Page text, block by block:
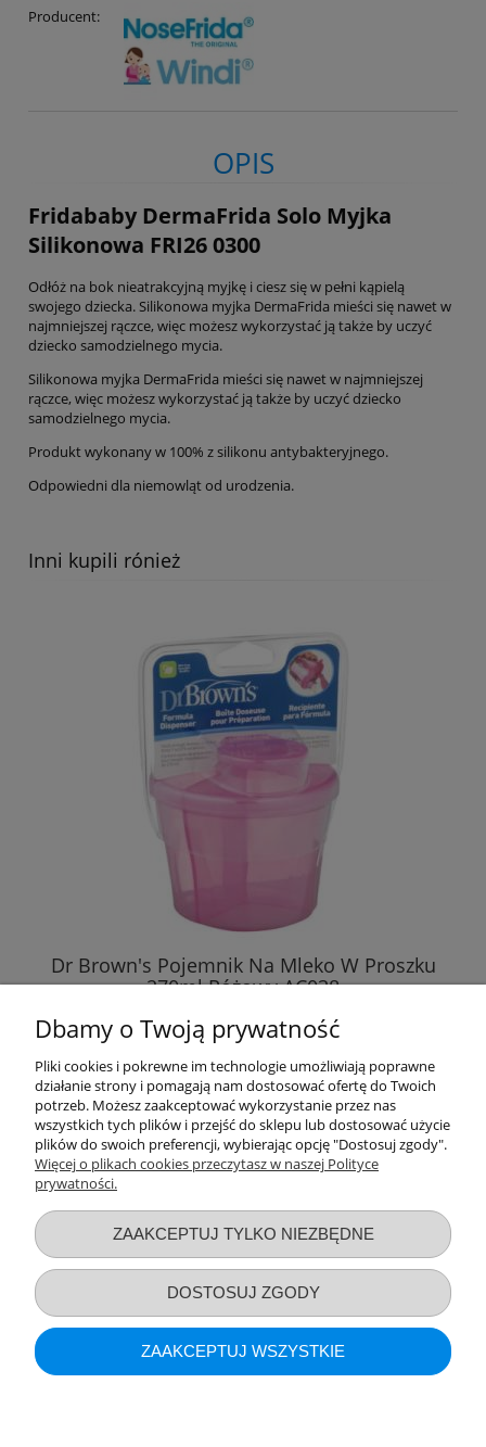
Producent:
OPIS
Fridababy DermaFrida Solo Myjka
Silikonowa FRI26 0300
Odłóż na bok nieatrakcyjną myjkę i ciesz się w pełni kąpielą
swojego dziecka. Silikonowa myjka DermaFrida mieści się nawet w
najmniejszej rączce, więc możesz wykorzystać ją także by uczyć
dziecko samodzielnego mycia.
Silikonowa myjka DermaFrida mieści się nawet w najmniejszej
rączce, więc możesz wykorzystać ją także by uczyć dziecko
samodzielnego mycia.
Produkt wykonany w 100% z silikonu antybakteryjnego.
Odpowiedni dla niemowląt od urodzenia.
Inni kupili rónież
Dr Brown's Pojemnik Na Mleko W Proszku
270ml Różowy AC038
25,99 zł
DO KOSZYKA
Informacje o sklepie
Dbamy o Twoją prywatność
Pliki cookies i pokrewne im technologie umożliwiają poprawne
działanie strony i pomagają nam dostosować ofertę do Twoich
potrzeb. Możesz zaakceptować wykorzystanie przez nas
wszystkich tych plików i przejść do sklepu lub dostosować użycie
plików do swoich preferencji, wybierając opcję "Dostosuj zgody".
Więcej o plikach cookies przeczytasz w naszej Polityce
prywatności.
ZAAKCEPTUJ TYLKO NIEZBĘDNE
DOSTOSUJ ZGODY
ZAAKCEPTUJ WSZYSTKIE